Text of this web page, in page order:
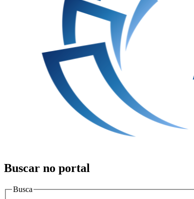
Buscar no portal
Busca